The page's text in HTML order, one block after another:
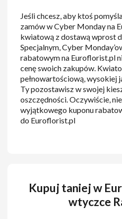
Jeśli chcesz, aby ktoś
zamów w Cyber Monday na
kwiatową z dostawą wprost
Specjalnym, Cyber
rabatowym na Euroflorist.pl
cenę swoich zakupów.
pełnowartościową, wysokiej
Ty pozostawisz w swojej
oszczędności. Oczywiście,
wyjątkowego kuponu
do Euroflorist.pl
Kupuj taniej w
wtyczce